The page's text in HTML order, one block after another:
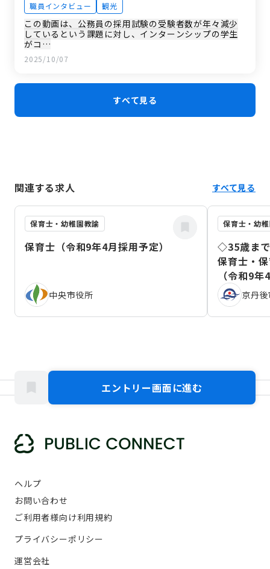
職員インタビュー 観光
この動画は、公務員の採用試験の受験者数が年々減少
しているという課題に対し、インターンシップの学生
がコ…
2025/10/07
すべて見る
関連する求人 すべて見る
保育士・幼稚園教諭
保育士（令和9年4月採用予定）
中央市役所
保育士・幼
◇35歳ま
保育士・
（令和9
京丹
エントリー画面に進む
ヘルプ
お問い合わせ
ご利用者様向け利用規約
プライバシーポリシー
運営会社